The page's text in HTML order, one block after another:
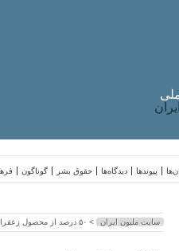
گوناگون حقوق بشر دیدگاه‌ها پیوندها
سایت ملیون ایران > ۵۰ درصد از محصول زعفران ایران